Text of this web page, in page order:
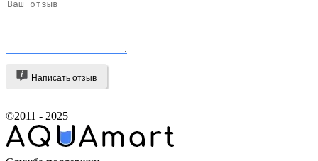
Написать отзыв
©2011 - 2025